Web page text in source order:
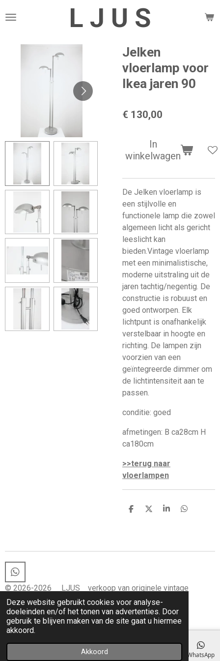
Deze website gebruikt cookies voor analyse-
doeleinden en/of het tonen van advertenties. Door
gebruik te blijven maken van de site gaat u hiermee
akkoord.
Akkoord
direct
hoofdinhoud
L J U S
Jelken
vloerlamp voor
Ikea jaren 90
€ 130,00
In
winkelwagen
De Jelken vloerlamp is
een stijlvolle en
functionele lamp die zowel
algemeen licht als gericht
leeslicht kan
bieden.Vintage vloerlamp
met een minimalistische,
moderne uitstraling uit de
jaren tachtig/negentig. De
constructie is robuust en
goed ontworpen. Elk
lichtpunt is onafhankelijk
verstelbaar in hoogte en
richting. De lampen zijn
voorzien van een
geïntegreerde dimmer om
de lichtintensiteit aan te
passen.
conditie: goed
afmetingen: B ca28cm H
ca180cm
>>terug naar
vloerlampen
D
D
S
D
W
h
t
s
A
p
p
© 2026-2026 LJUS verkoop van originele vintage
lampen en vintage woon-items
Telefoonnummer WhatsApp